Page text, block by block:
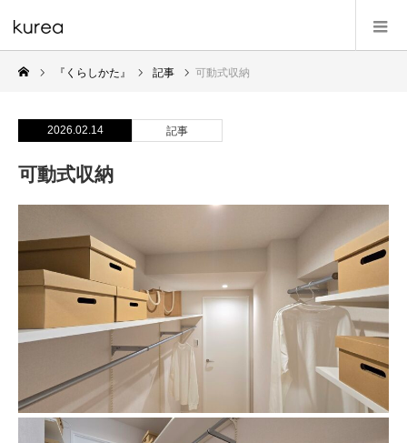
『くらしかた』 記事 可動式収納
2026.02.14 記事
可動式収納